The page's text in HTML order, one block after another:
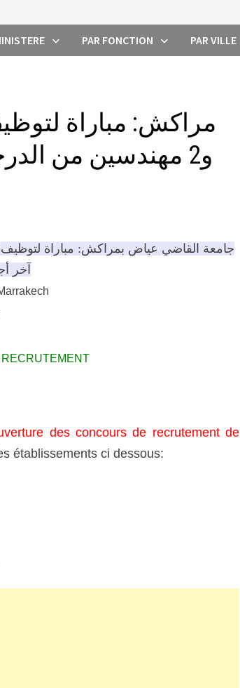
PAR FONCTION PAR VILLE
و2 مهندسين من الدرجة الأولى. آخر أجل هو 13 فبراير
آخر أجل هو
des concours de recrutement de
établissements ci dessous: